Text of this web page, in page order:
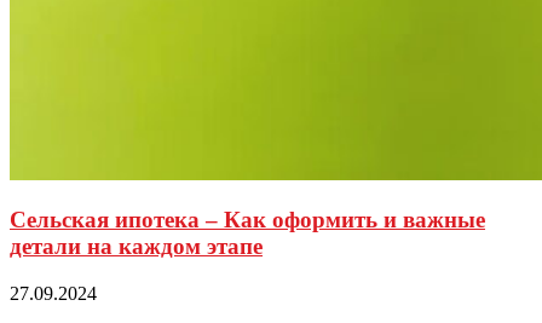
Сельская ипотека – Как оформить и важные
детали на каждом этапе
27.09.2024